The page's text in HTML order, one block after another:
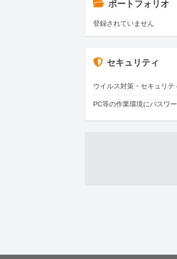
ポートフォリオ
登録されていません
セキュリティ
ウイルス対策・セキュリ
PC等の作業環境にパスワ